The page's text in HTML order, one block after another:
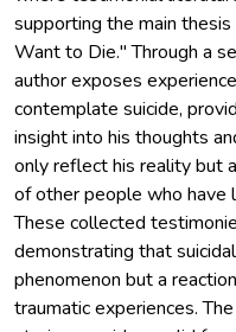
supporting the main
Want to Die." Through a
author exposes
contemplate suicide,
insight into his thoughts
only reflect his reality but
of other people who have
These collected
demonstrating that
phenomenon but a
traumatic experiences.